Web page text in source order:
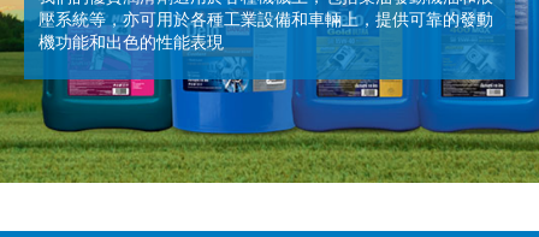
壓系統等，亦可用於各種工業設備和車輛上，提供可靠的發動
機功能和出色的性能表現